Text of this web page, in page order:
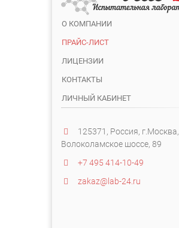
О КОМПАНИИ
ПРАЙС-ЛИСТ
ЛИЦЕНЗИИ
КОНТАКТЫ
ЛИЧНЫЙ КАБИНЕТ
125371, Россия, г.Москва,
Волоколамское шоссе, 89
+7 495 414-10-49
zakaz@lab-24.ru